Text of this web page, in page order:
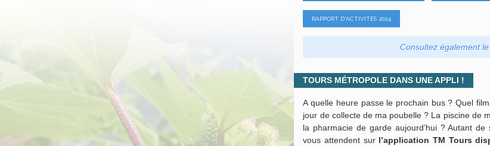
RAPPORT D'ACTIVITÉS 2024
Consultez également
TOURS MÉTROPOLE DANS UNE APPLI !
A quelle heure passe le prochain bus ? Quel
jour de collecte de ma poubelle ? La piscine de
la pharmacie de garde aujourd’hui ? Autant
vous attendent sur
l’application TM Tours